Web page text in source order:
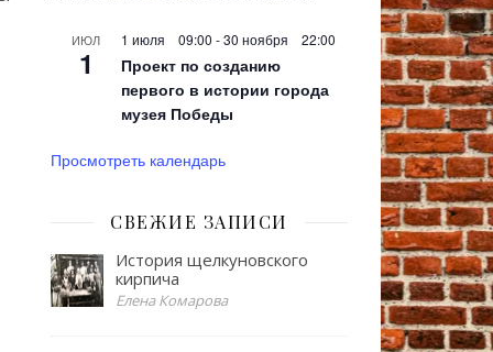
ИЮЛ
1
1 июля 09:00 -30 ноября 22:00
Проект по созданию
первого в истории города
музея Победы
Просмотреть календарь
СВЕЖИЕ ЗАПИСИ
История щелкуновского
кирпича
Елена Комарова